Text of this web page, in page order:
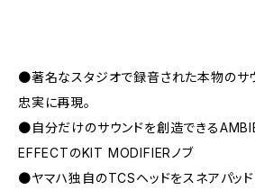
●著名なスタジオで録音された本物のサ
忠実に再現。
●自分だけのサウンドを創造できる
EFFECTのKIT MODIFIERノブ
●ヤマハ独自のTCSヘッドをスネアパッド